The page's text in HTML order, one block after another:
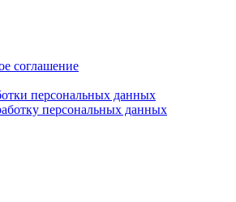
соглашение
персональных данных
персональных данных